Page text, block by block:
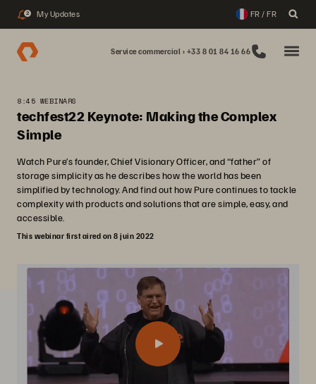
2 My Updates FR / FR
Service commercial : +33 8 01 84 16 66
8:45 WEBINARS
techfest22 Keynote: Making the Complex
Simple
Watch Pure’s founder, Chief Visionary Officer, and “father” of
storage simplicity as he describes how the world has been
simplified by technology. And find out how Pure continues to tackle
complexity with products and solutions that are simple, easy, and
accessible.
This webinar first aired on 8 juin 2022